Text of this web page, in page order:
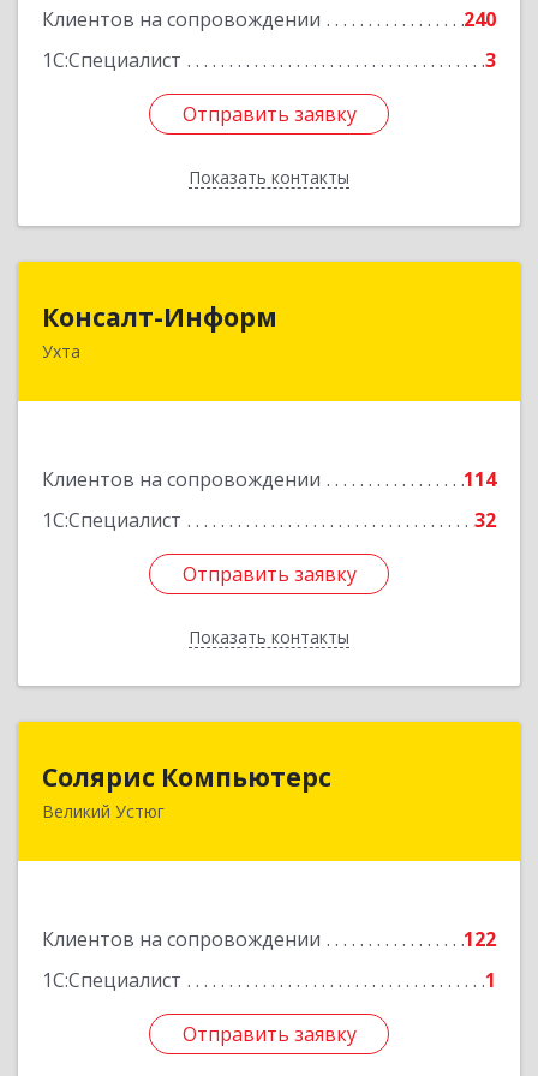
Клиентов на сопровождении
240
1С:Специалист
3
Отправить заявку
Показать контакты
Отправить заявку
Назад
Консалт-Информ
Ухта
Клиентов на сопровождении
114
1С:Специалист
32
Отправить заявку
Показать контакты
169300, Коми Респ, Ухта г, Строителей пр-д 1, 2
Отправить заявку
Назад
Солярис Компьютерс
Великий Устюг
Клиентов на сопровождении
122
1С:Специалист
1
Отправить заявку
162390, Вологодская обл, Великий Устюг г,
Отправить заявку